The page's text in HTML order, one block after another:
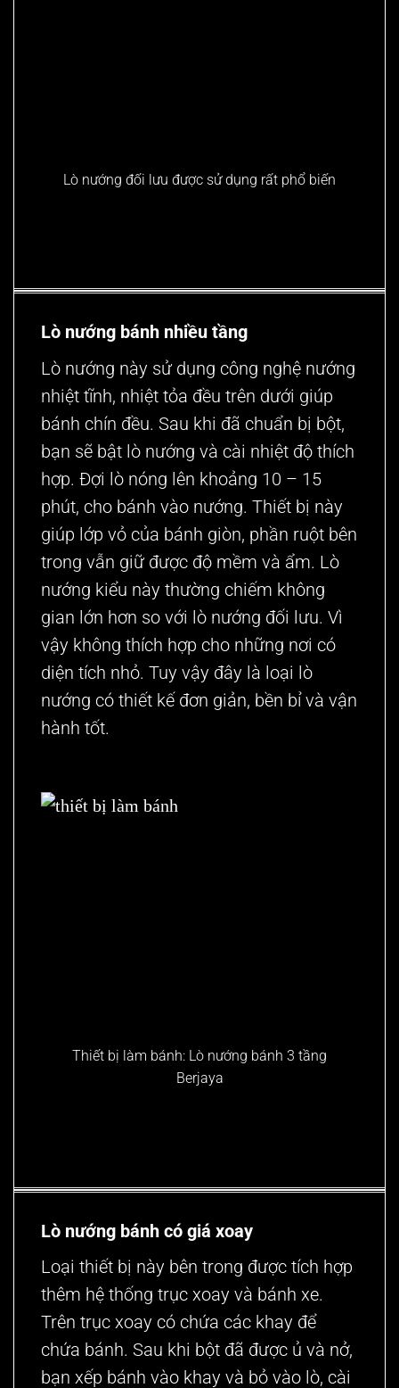
Lò nướng đối lưu được sử dụng rất phổ biến
Lò nướng bánh nhiều tầng
Lò nướng này sử dụng công nghệ nướng
nhiệt tĩnh, nhiệt tỏa đều trên dưới giúp
bánh chín đều. Sau khi đã chuẩn bị bột,
bạn sẽ bật lò nướng và cài nhiệt độ thích
hợp. Đợi lò nóng lên khoảng 10 – 15
phút, cho bánh vào nướng. Thiết bị này
giúp lớp vỏ của bánh giòn, phần ruột bên
trong vẫn giữ được độ mềm và ẩm. Lò
nướng kiểu này thường chiếm không
gian lớn hơn so với lò nướng đối lưu. Vì
vậy không thích hợp cho những nơi có
diện tích nhỏ. Tuy vậy đây là loại lò
nướng có thiết kế đơn giản, bền bỉ và vận
hành tốt.
Thiết bị làm bánh: Lò nướng bánh 3 tầng
Berjaya
Lò nướng bánh có giá xoay
Loại thiết bị này bên trong được tích hợp
thêm hệ thống trục xoay và bánh xe.
Trên trục xoay có chứa các khay để
chứa bánh. Sau khi bột đã được ủ và nở,
bạn xếp bánh vào khay và bỏ vào lò, cài